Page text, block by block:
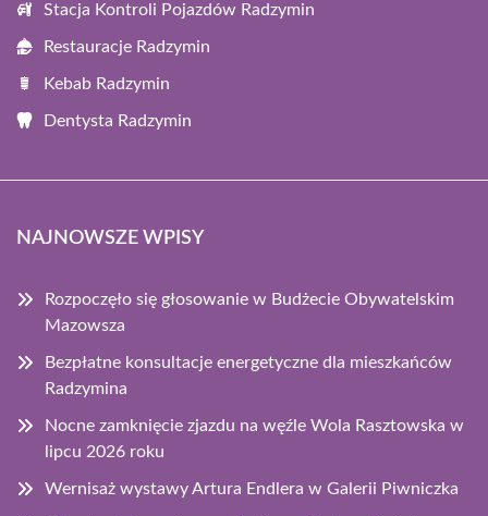
Stacja Kontroli Pojazdów Radzymin
Restauracje Radzymin
Kebab Radzymin
Dentysta Radzymin
NAJNOWSZE WPISY
Rozpoczęło się głosowanie w Budżecie Obywatelskim
Mazowsza
Bezpłatne konsultacje energetyczne dla mieszkańców
Radzymina
Nocne zamknięcie zjazdu na węźle Wola Rasztowska w
lipcu 2026 roku
Wernisaż wystawy Artura Endlera w Galerii Piwniczka